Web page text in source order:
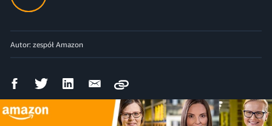
Autor: zespół Amazon
Udostępnij
Facebooku
Udostępnij
Twitterze
Udostępnij
Wyślij
Copy